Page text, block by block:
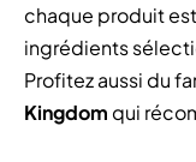
chaque produit
ingrédients
Profitez aussi du
Kingdom qui